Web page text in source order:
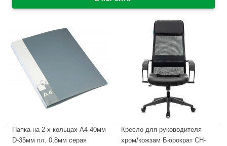
Папка на 2-х кольцах А4 40мм
D-35мм пл. 0,8мм серая
Кресло для руководителя
хром/кожзам Бюрократ CH-